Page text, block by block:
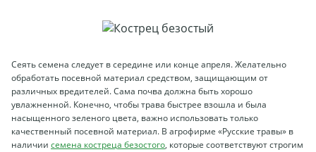
Сеять семена следует в середине или конце апреля. Желательно
обработать посевной материал средством, защищающим от
различных вредителей. Сама почва должна быть хорошо
увлажненной. Конечно, чтобы трава быстрее взошла и была
насыщенного зеленого цвета, важно использовать только
качественный посевной материал. В агрофирме «Русские травы» в
наличии семена костреца безостого, которые соответствуют строгим